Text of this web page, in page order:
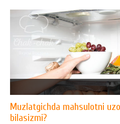
Muzlatgichda mahsulotni
bilasizmi?